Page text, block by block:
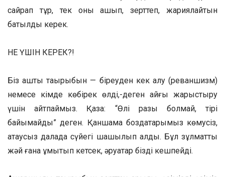
сайрап тұр, тек оны ашып, зерттеп, жариялайтын
батылдық керек.
НЕ ҮШІН КЕРЕК?!
Біз аштық тақырыбын — біреуден кек алу (реваншизм)
немесе кімде көбірек өлді,-деген қайғы жарыстыру
үшін айтпаймыз. Қазақ: “Өлі разы болмай, тірі
байымайды” деген. Қаншама боздақтарымыз көмусіз,
атаусыз далада сүйегі шашылып қалды. Бұл зұлматты
жәй ғана ұмытып кетсек, әруақтар бізді кешпейді.